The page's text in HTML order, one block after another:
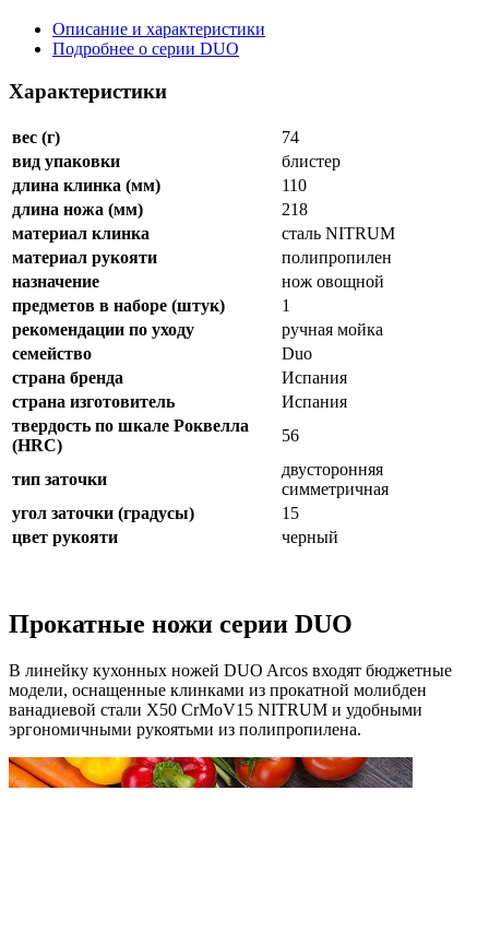
Описание и характеристики
Подробнее о серии DUO
Характеристики
вес (г)
74
вид упаковки
блистер
длина клинка (мм)
110
длина ножа (мм)
218
материал клинка
сталь NITRUM
материал рукояти
полипропилен
назначение
нож овощной
предметов в наборе (штук)
1
рекомендации по уходу
ручная мойка
семейство
Duo
страна бренда
Испания
страна изготовитель
Испания
твердость по шкале Роквелла
(HRC)
56
тип заточки
двусторонняя
симметричная
угол заточки (градусы)
15
цвет рукояти
черный
Прокатные ножи серии DUO
В линейку кухонных ножей DUO Arcos входят бюджетные
модели, оснащенные клинками из прокатной молибден
ванадиевой стали X50 CrMoV15 NITRUM и удобными
эргономичными рукоятьми из полипропилена.